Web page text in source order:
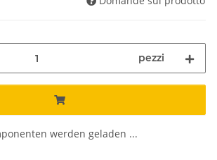
pezzi
werden geladen ...